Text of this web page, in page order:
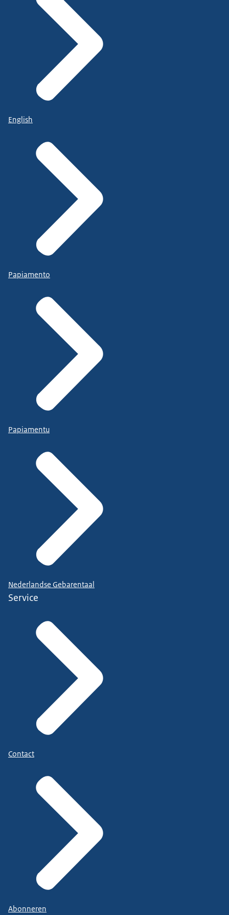
English
Papiamento
Papiamentu
Nederlandse Gebarentaal
Service
Contact
Abonneren